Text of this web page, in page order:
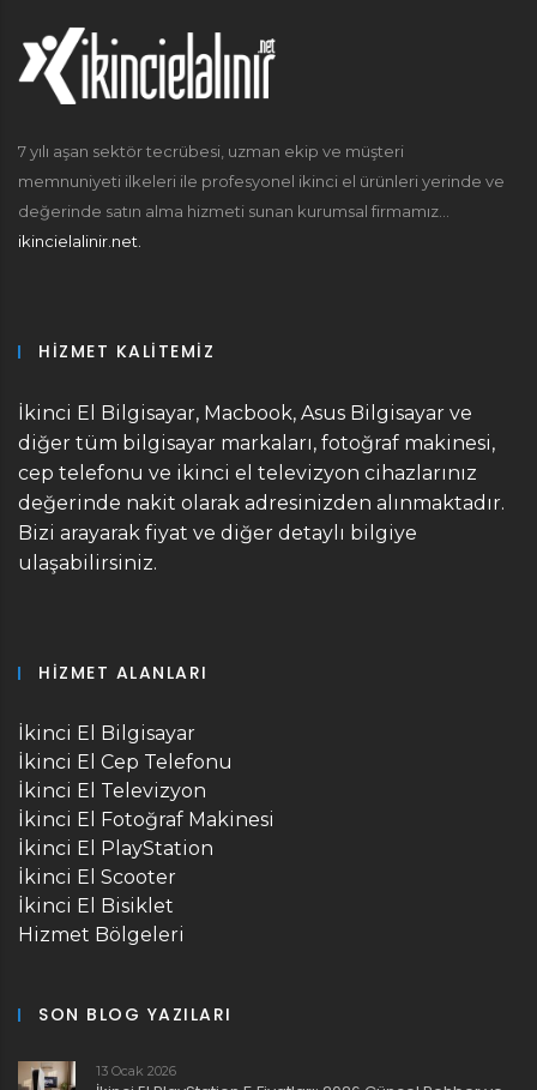
7 yılı aşan sektör tecrübesi, uzman ekip ve müşteri
memnuniyeti ilkeleri ile profesyonel ikinci el ürünleri yerinde ve
değerinde satın alma hizmeti sunan kurumsal firmamız...
ikincielalinir.net.
HIZMET KALITEMIZ
İkinci El Bilgisayar, Macbook, Asus Bilgisayar ve
diğer tüm bilgisayar markaları, fotoğraf makinesi,
cep telefonu ve ikinci el televizyon cihazlarınız
değerinde nakit olarak adresinizden alınmaktadır.
Bizi arayarak fiyat ve diğer detaylı bilgiye
ulaşabilirsiniz.
HIZMET ALANLARI
İkinci El Bilgisayar
İkinci El Cep Telefonu
İkinci El Televizyon
İkinci El Fotoğraf Makinesi
İkinci El PlayStation
İkinci El Scooter
İkinci El Bisiklet
Hizmet Bölgeleri
SON BLOG YAZILARI
13 Ocak 2026